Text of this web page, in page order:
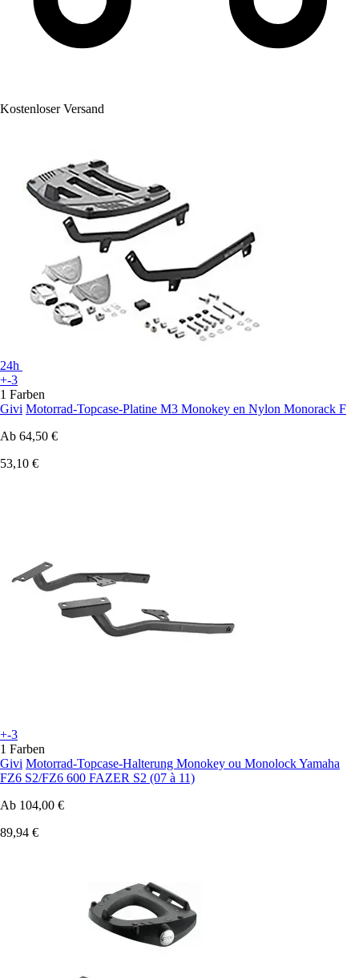
Kostenloser Versand
24h
+-3
1 Farben
Givi Motorrad-Topcase-Platine M3 Monokey en Nylon Monorack F
Ab 64,50 €
53,10 €
+-3
1 Farben
Givi Motorrad-Topcase-Halterung Monokey ou Monolock Yamaha
FZ6 S2/FZ6 600 FAZER S2 (07 à 11)
Ab 104,00 €
89,94 €